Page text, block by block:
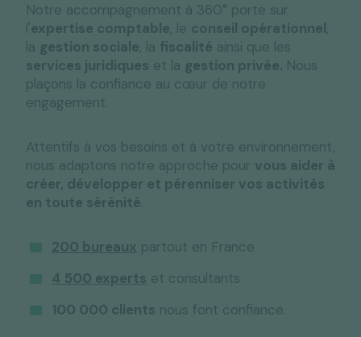
Notre accompagnement à 360° porte sur
l'expertise comptable, le conseil opérationnel,
la gestion sociale, la fiscalité ainsi que les
services juridiques et la gestion privée. Nous
plaçons la confiance au cœur de notre
engagement.
Attentifs à vos besoins et à votre environnement,
nous adaptons notre approche pour vous aider à
créer, développer et pérenniser vos activités
en toute sérénité
200 bureaux partout en France
4 500 experts et consultants
100 000 clients nous font confiance.